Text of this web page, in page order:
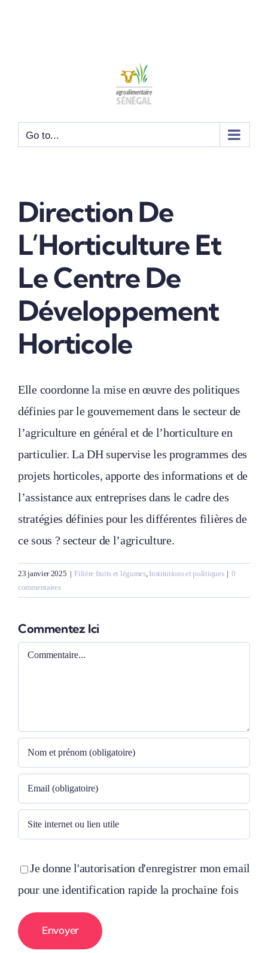
Go to...
Direction De
L’Horticulture Et
Le Centre De
Développement
Horticole
Elle coordonne la mise en œuvre des politiques
définies par le gouvernement dans le secteur de
l’agriculture en général et de l’horticulture en
particulier. La DH supervise les programmes des
projets horticoles, apporte des informations et de
l’assistance aux entreprises dans le cadre des
stratégies définies pour les différentes filières de
ce sous ? secteur de l’agriculture.
23 janvier 2025 | Filière fruits et légumes, Institutions et politiques | 0
commentaires
Commentez Ici
Comment
Je donne l'autorisation d'enregistrer mon email
pour une identification rapide la prochaine fois